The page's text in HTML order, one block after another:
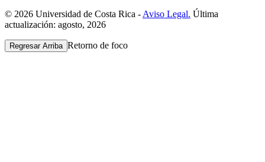
© 2026 Universidad de Costa Rica - Aviso Legal. Última
actualización: agosto, 2026
Regresar Arriba Retorno de foco